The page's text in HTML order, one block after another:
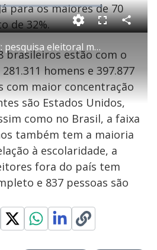
para os maiores de 70
de 32%.
P
l
a
y
V
i
Eleições 2022: pesquisa eleitoral mostra como está a disputa pelo Governo e Senado no DF
F
s
c
r
e
e
n
C
o
i
a
brasileiros estão com o
homens e 397.877
com maior concentração
são Estados Unidos,
como no Brasil, a faixa
também tem a maioria
à escolaridade, a
fora do país tem
e 837 pessoas são